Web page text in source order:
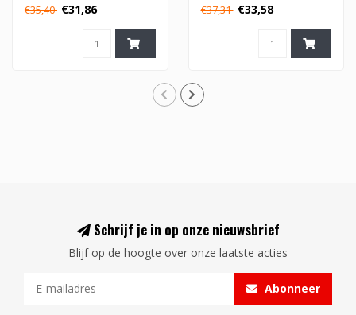
€35,40 €31,86 €37,31 €33,58
Schrijf je in op onze nieuwsbrief
Blijf op de hoogte over onze laatste acties
Abonneer